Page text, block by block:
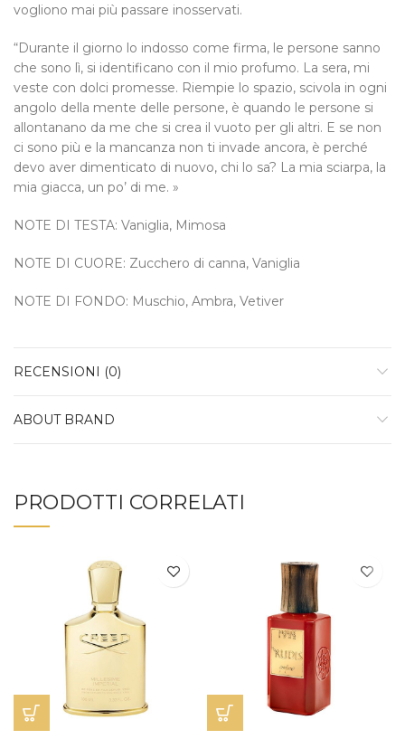
vogliono mai più passare inosservati.
“Durante il giorno lo indosso come firma, le persone sanno
che sono lì, si identificano con il mio profumo. La sera, mi
veste con dolci promesse. Riempie lo spazio, scivola in ogni
angolo della mente delle persone, è quando le persone si
allontanano da me che si crea il vuoto per gli altri. E se non
ci sono più e la mancanza non ti invade ancora, è perché
devo aver dimenticato di nuovo, chi lo sa? La mia sciarpa, la
mia giacca, un po’ di me. »
NOTE DI TESTA: Vaniglia, Mimosa
NOTE DI CUORE: Zucchero di canna, Vaniglia
NOTE DI FONDO: Muschio, Ambra, Vetiver
RECENSIONI (0)
ABOUT BRAND
PRODOTTI CORRELATI